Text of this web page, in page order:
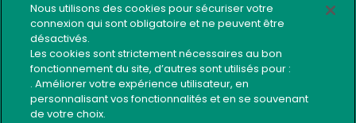
Réseau d’agences
Réclamation
Plan du site
Contact
Nous utilisons des cookies pour sécuriser votre
connexion qui sont obligatoire et ne peuvent être
désactivés.
Les cookies sont strictement nécessaires au bon
fonctionnement du site, d’autres sont utilisés pour :
. Améliorer votre expérience utilisateur, en
personnalisant vos fonctionnalités et en se souvenant
de votre choix.